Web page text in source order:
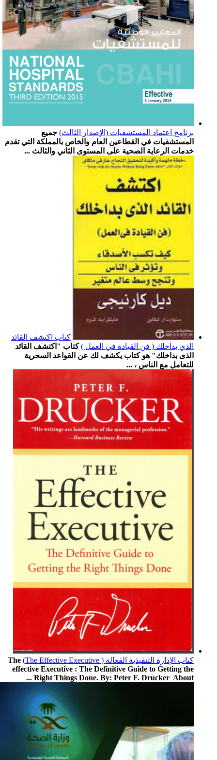
برنامج اعتماد المستشفيات (الإصدار الثالث) جميع
المستشفيات في القطاعين العام والخاص بالمملكة التي تقدم
خدمات الرعاية الصحية على المستوى الثاني والثالث ...
كتاب اكتشف القائد
الذي بداخلك ( فن القيادة في العمل ) كتاب "اكتشف القائد
الذى بداخلك" هو كتاب يكشف لك عن القواعد السحرية
للتعامل مع الناس ، ...
كتاب الإدارة التنفيذية الفعالة ( The Effective Executive)
The
effective Executive : The Definitive Guide to Getting the
Right Things Done. By: Peter F. Drucker About ...